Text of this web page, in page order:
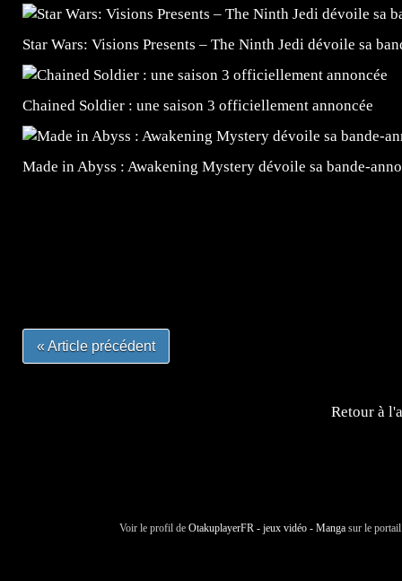
Star Wars: Visions Presents – The Ninth Jedi dévoile sa
Chained Soldier : une saison 3 officiellement annoncée
Made in Abyss : Awakening Mystery dévoile sa bande-
« Article précédent
Retour à
Voir le profil de OtakuplayerFR - jeux vidéo - Manga sur le